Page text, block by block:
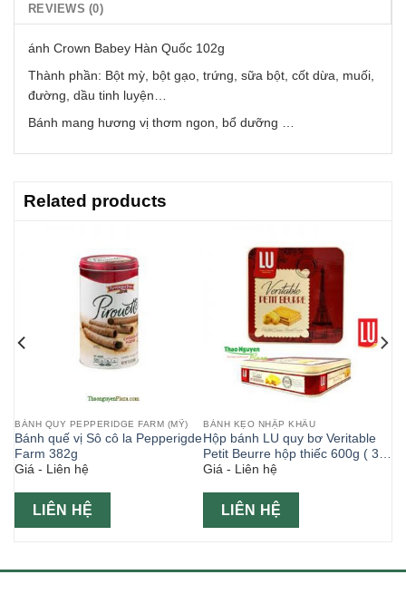
REVIEWS (0)
ánh Crown Babey Hàn Quốc 102g
Thành phần: Bột mỳ, bột gạo, trứng, sữa bột, cốt dừa, muối,
đường, dầu tinh luyện…
Bánh mang hương vị thơm ngon, bổ dưỡng …
Related products
BÁNH QUY PEPPERIDGE FARM (MỸ)
Bánh quế vị Sô cô la Pepperigde
Farm 382g
Giá - Liên hệ
LIÊN HỆ
BÁNH KẸO NHẬP KHẨU
Hộp bánh LU quy bơ Veritable
Petit Beurre hộp thiếc 600g ( 3 x
200g )
Giá - Liên hệ
LIÊN HỆ